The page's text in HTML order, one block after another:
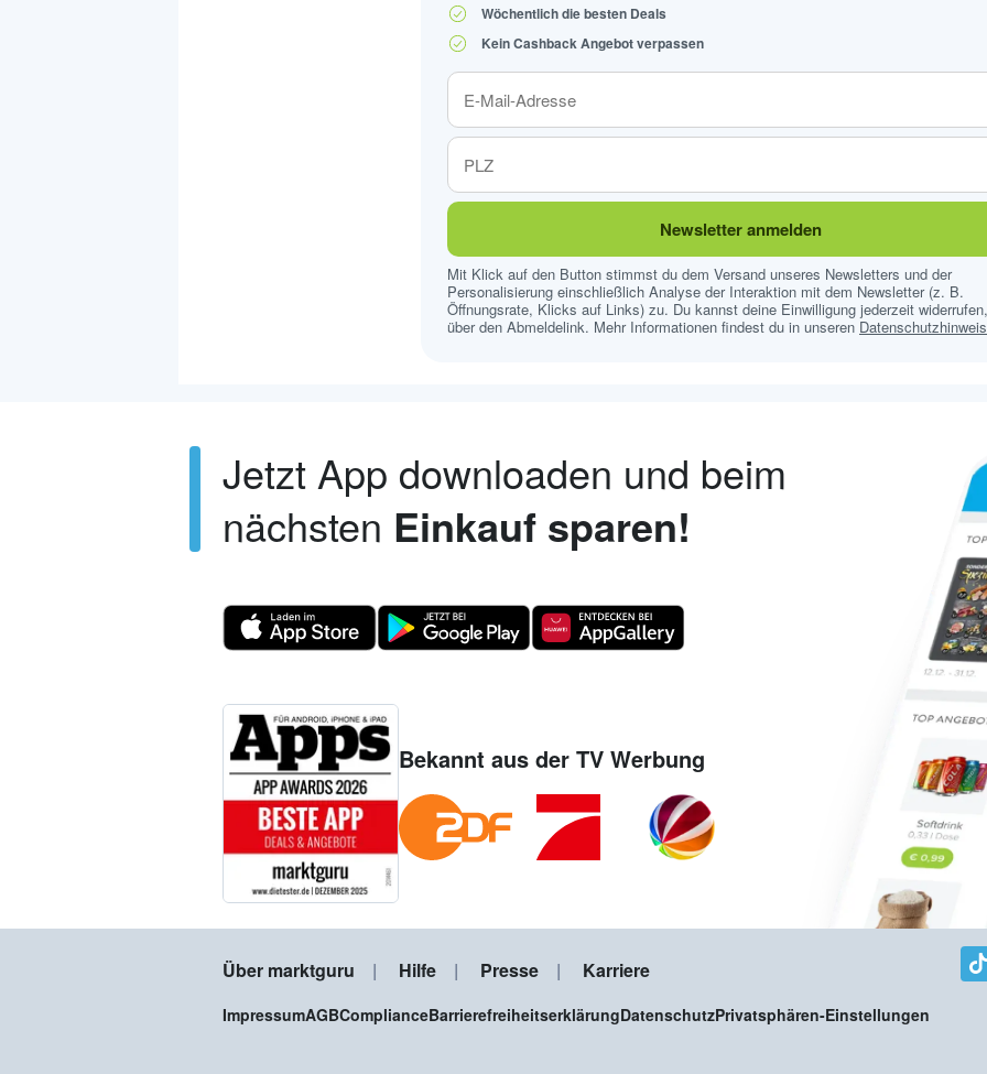
Wöchentlich die besten Deals
Kein Cashback Angebot verpassen
Newsletter anmelden
Mit Klick auf den Button stimmst du dem Versand unseres Newsletters und der
Personalisierung einschließlich Analyse der Interaktion mit dem Newsletter (z. B.
Öffnungsrate, Klicks auf Links) zu. Du kannst deine Einwilligung jederzeit
über den Abmeldelink. Mehr Informationen findest du in unseren
Jetzt App downloaden und beim
nächsten Einkauf sparen!
Bekannt aus der TV Werbung
Über marktguru Hilfe Presse Karriere
ImpressumAGBComplianceBarrierefreiheitserklärungDatenschutzPrivatsphären-Einstellungen